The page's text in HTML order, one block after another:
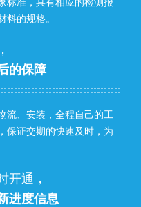
标准，具有相应的检测报
料的规格。
的保障
流、安装，全程自己的工
保证交期的快速及时，为
开通，
进度信息